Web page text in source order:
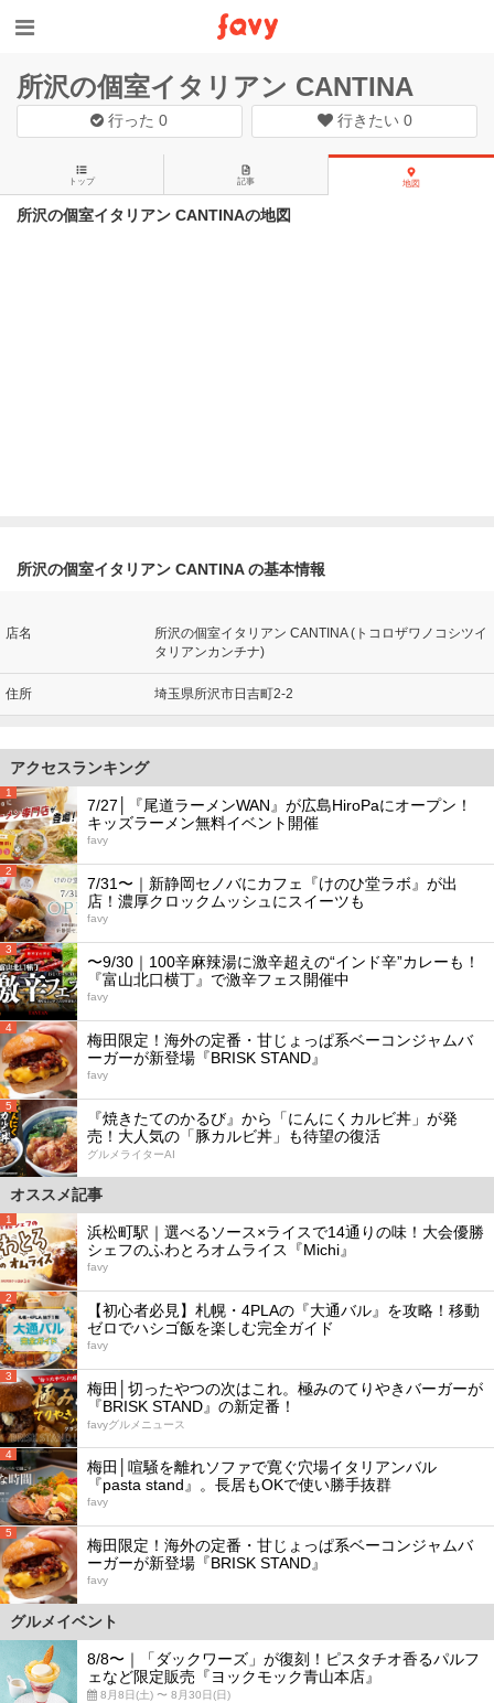
所沢の個室イタリアン CANTINA
行った0 行きたい 0
トップ 記事 地図
所沢の個室イタリアン CANTINAの地図
所沢の個室イタリアン CANTINA の基本情報
店名
所沢の個室イタリアン CANTINA (トコロザワノコシツイ
タリアンカンチナ)
住所 埼玉県所沢市日吉町2-2
アクセスランキング
1
7/27│『尾道ラーメンWAN』が広島HiroPaにオープン！
キッズラーメン無料イベント開催
favy
2
7/31〜｜新静岡セノバにカフェ『けのひ堂ラボ』が出
店！濃厚クロックムッシュにスイーツも
favy
3
〜9/30｜100辛麻辣湯に激辛超えの“インド辛”カレーも！
『富山北口横丁』で激辛フェス開催中
favy
4
梅田限定！海外の定番・甘じょっぱ系ベーコンジャムバ
ーガーが新登場『BRISK STAND』
favy
5
『焼きたてのかるび』から「にんにくカルビ丼」が発
売！大人気の「豚カルビ丼」も待望の復活
グルメライターAI
オススメ記事
1
浜松町駅｜選べるソース×ライスで14通りの味！大会優勝
シェフのふわとろオムライス『Michi』
favy
2
【初心者必見】札幌・4PLAの『大通バル』を攻略！移動
ゼロでハシゴ飯を楽しむ完全ガイド
favy
3
梅田│切ったやつの次はこれ。極みのてりやきバーガーが
『BRISK STAND』の新定番！
favyグルメニュース
4
梅田│喧騒を離れソファで寛ぐ穴場イタリアンバル
『pasta stand』。長居もOKで使い勝手抜群
favy
5
梅田限定！海外の定番・甘じょっぱ系ベーコンジャムバ
ーガーが新登場『BRISK STAND』
favy
グルメイベント
8/8〜｜「ダックワーズ」が復刻！ピスタチオ香るパルフ
ェなど限定販売『ヨックモック青山本店』
8月8日(土) 〜 8月30日(日)